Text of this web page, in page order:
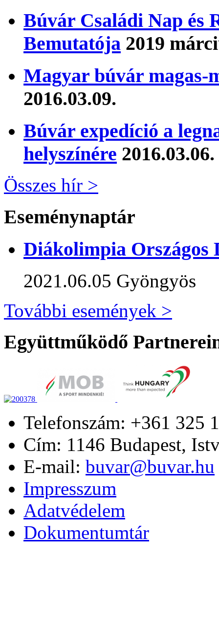
Búvár Családi Nap és
Bemutatója 2019
Magyar búvár
2016.03.09.
Búvár expedíció a
helyszínére 2016.03.06.
Összes hír >
Eseménynaptár
Diákolimpia Országos
2021.06.05 Gyöngyös
További események >
Együttműködő
Telefonszám: +361 325
Cím: 1146 Budapest,
E-mail: buvar@buvar.hu
Impresszum
Adatvédelem
Dokumentumtár